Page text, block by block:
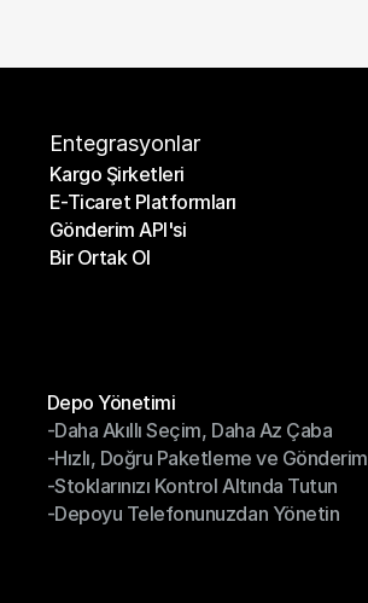
Entegrasyonlar
Kargo Şirketleri
Kargo Şirketleri
E-Ticaret Platformları
E-Ticaret Platformları
Gönderim API'si
Gönderim API'si
Bir Ortak Ol
Depo Yönetimi
Depo Yönetimi
-Daha Akıllı Seçim, Daha Az Çaba
-Daha Akıllı Seçim, Daha Az Çaba
-Hızlı, Doğru Paketleme ve Gönderim
-Hızlı, Doğru Paketleme ve Gönderim
-Stoklarınızı Kontrol Altında Tutun
-Stoklarınızı Kontrol Altında Tutun
-Depoyu Telefonunuzdan Yönetin